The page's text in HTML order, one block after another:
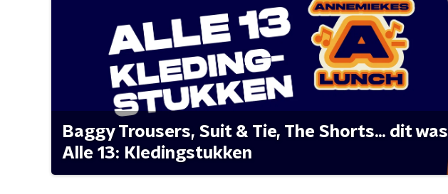
Baggy Trousers, Suit & Tie, The Shorts... dit was
Alle 13: Kledingstukken